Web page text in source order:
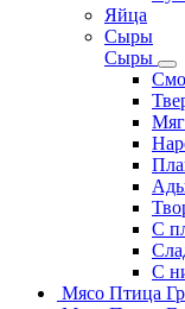
Яйца
Сыры
Сыры
С
С
Мясо Птица